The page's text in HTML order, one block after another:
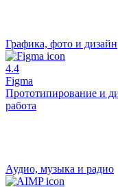
Графика, фото и дизайн
4.4
Figma
Прототипирование и
работа
Аудио, музыка и радио